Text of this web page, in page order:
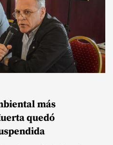
más
quedó